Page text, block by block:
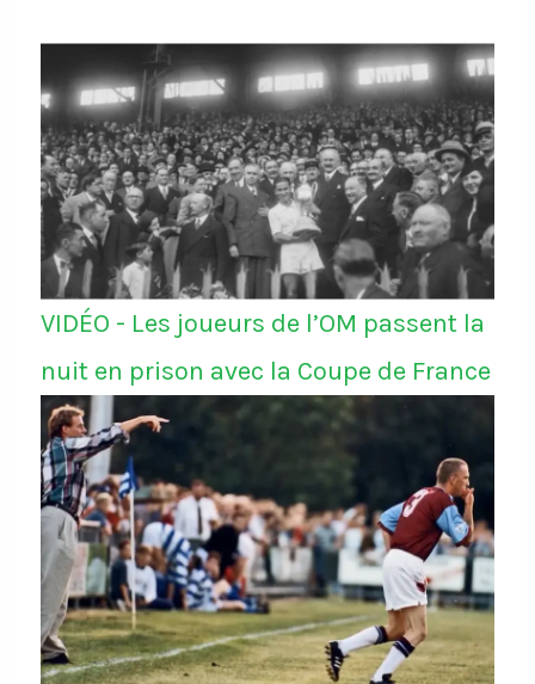
VIDÉO - Les joueurs de l’OM passent la
nuit en prison avec la Coupe de France